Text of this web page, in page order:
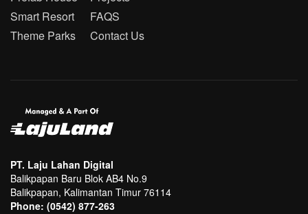
Smart Resort
Theme Parks
FAQS
Contact Us
PT. Laju Lahan Digital
Balikpapan Baru Blok AB4 No.9
Balikpapan, Kalimantan Timur 76114
Phone: (0542) 877-263